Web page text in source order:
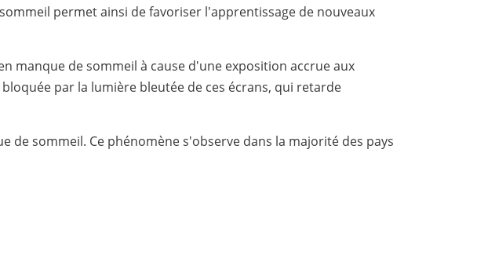
permet ainsi de favoriser l'apprentissage de nouveaux
manque de sommeil à cause d'une exposition accrue aux
par la lumière bleutée de ces écrans, qui retarde
sommeil. Ce phénomène s'observe dans la majorité des pays